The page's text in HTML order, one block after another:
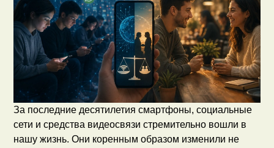
За последние десятилетия смартфоны, социальные
сети и средства видеосвязи стремительно вошли в
нашу жизнь. Они коренным образом изменили не